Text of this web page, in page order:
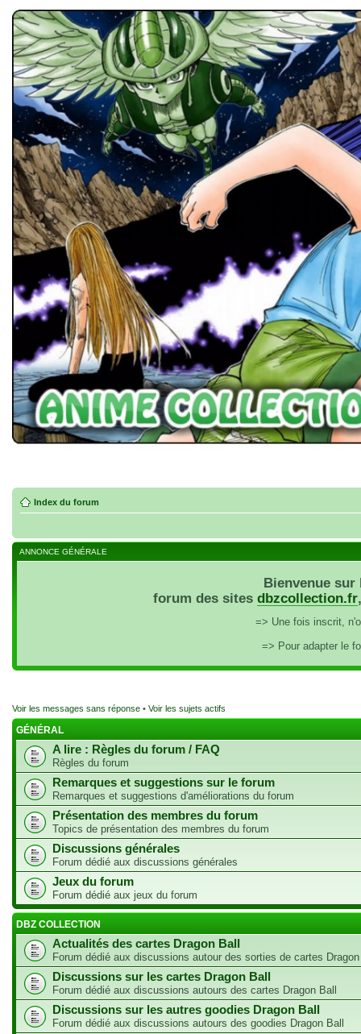
Index du forum
ANNONCE GÉNÉRALE
Bienvenue
forum des sites dbzcollection.fr
=> Une fois inscrit,
=> Pour adapter le
Voir les messages sans réponse • Voir les sujets actifs
GÉNÉRAL
A lire : Règles du forum / FAQ
Règles du forum
Remarques et suggestions sur le forum
Remarques et suggestions d'améliorations du forum
Présentation des membres du forum
Topics de présentation des membres du forum
Discussions générales
Forum dédié aux discussions générales
Jeux du forum
Forum dédié aux jeux du forum
DBZ COLLECTION
Actualités des cartes Dragon Ball
Forum dédié aux discussions autour des sorties de cartes
Discussions sur les cartes Dragon Ball
Forum dédié aux discussions autours des cartes Dragon Ball
Discussions sur les autres goodies Dragon Ball
Forum dédié aux discussions autours des goodies Dragon Ball